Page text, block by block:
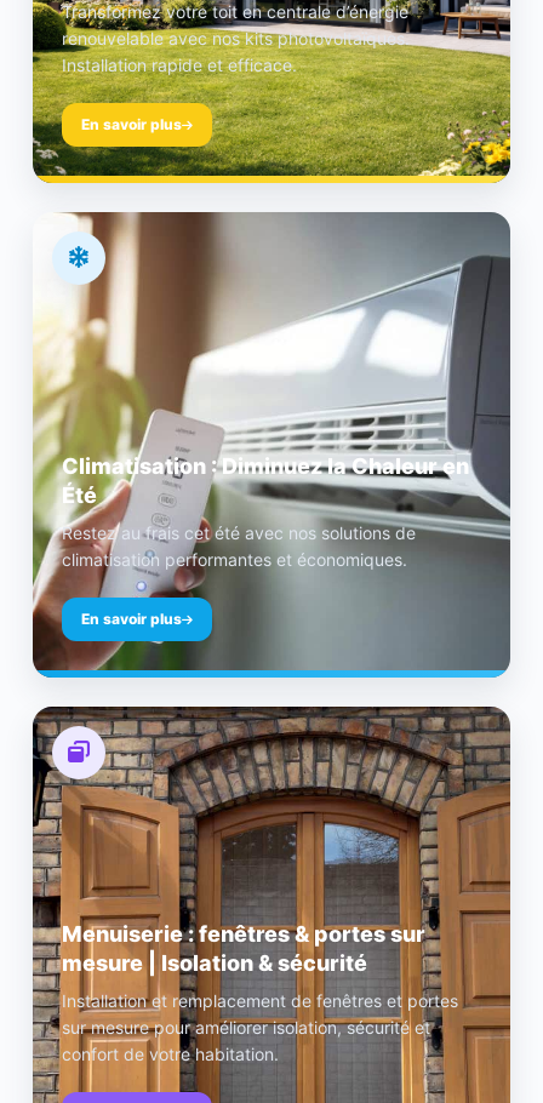
Transformez votre toit en centrale d’énergie
renouvelable avec nos kits photovoltaïques.
Installation rapide et efficace.
En savoir plus
Climatisation : Diminuez la Chaleur en
Été
Restez au frais cet été avec nos solutions de
climatisation performantes et économiques.
En savoir plus
Menuiserie : fenêtres & portes sur
mesure | Isolation & sécurité
Installation et remplacement de fenêtres et portes
sur mesure pour améliorer isolation, sécurité et
confort de votre habitation.